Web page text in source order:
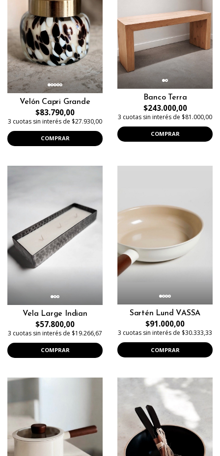
Velón Capri Grande
$83.790,00
3 cuotas sin interés de $27.930,00
COMPRAR
Banco Terra
$243.000,00
3 cuotas sin interés de $81.000,00
COMPRAR
Vela Large Indian
$57.800,00
3 cuotas sin interés de $19.266,67
COMPRAR
Sartén Lund VASSA
$91.000,00
3 cuotas sin interés de $30.333,33
COMPRAR